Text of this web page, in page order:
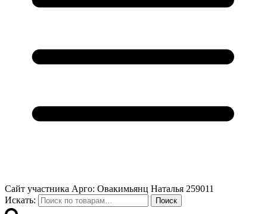
Сайт участника Арго: Овакимьянц Наталья 259011
Искать:
Поиск